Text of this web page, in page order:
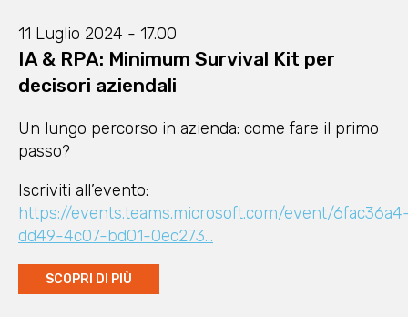
11 Luglio 2024 - 17.00
IA & RPA: Minimum Survival Kit per
decisori aziendali
Un lungo percorso in azienda: come fare il primo
passo?
Iscriviti all’evento:
https://events.teams.microsoft.com/event/
dd49-4c07-bd01-0ec273…
SCOPRI DI PIÙ